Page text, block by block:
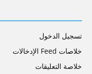
تسجيل الدخول
خلاصات Feed الإدخالات
خلاصة التعليقات